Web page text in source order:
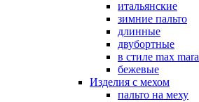
итальянские
зимние пальто
длинные
двубортные
в стиле max mara
бежевые
Изделия с мехом
пальто на меху